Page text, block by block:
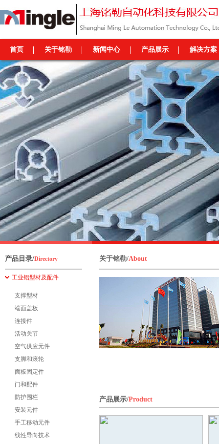
首页 关于铭勒 新闻中心 产品展示 解决方案
产品目录/Directory
工业铝型材及配件
支撑型材
端面盖板
连接件
活动关节
空气供应元件
支脚和滚轮
面板固定件
门和配件
防护围栏
安装元件
手工移动元件
线性导向技术
关于铭勒/About
产品展示/Product